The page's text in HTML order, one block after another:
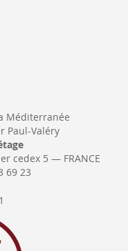
Méditerranée
Paul-Valéry
cedex 5 — FRANCE
69 23